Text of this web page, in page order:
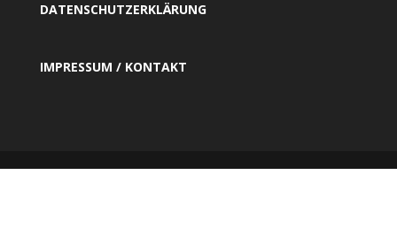
DATENSCHUTZERKLÄRUNG
IMPRESSUM / KONTAKT